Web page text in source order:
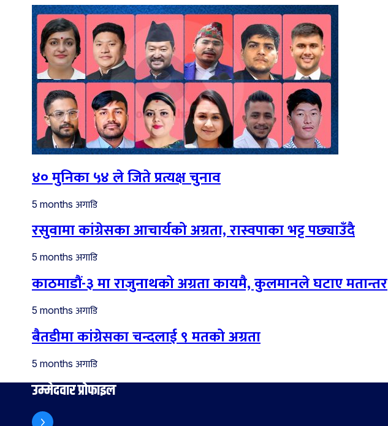
४० मुनिका ५४ ले जिते प्रत्यक्ष चुनाव
5 months अगाडि
रसुवामा कांग्रेसका आचार्यको अग्रता, रास्वपाका भट्ट पछ्याउँदै
5 months अगाडि
काठमाडौं-३ मा राजुनाथको अग्रता कायमै, कुलमानले घटाए मतान्तर
5 months अगाडि
बैतडीमा कांग्रेसका चन्दलाई ९ मतको अग्रता
5 months अगाडि
उम्मेदवार प्रोफाइल